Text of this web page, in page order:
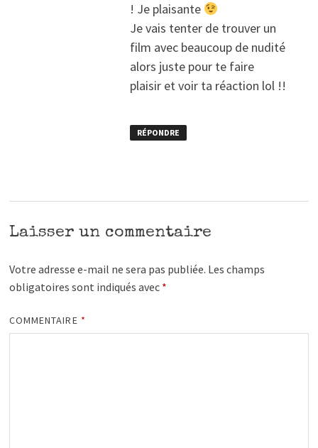
! Je plaisante
Je vais tenter de trouver un
film avec beaucoup de nudité
alors juste pour te faire
plaisir et voir ta réaction lol !!
RÉPONDRE
Laisser un commentaire
Votre adresse e-mail ne sera pas publiée. Les champs
obligatoires sont indiqués avec *
COMMENTAIRE *